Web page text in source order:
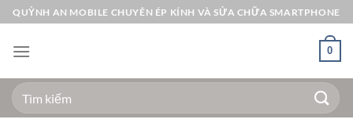
Bỏ
qua
nội
QUỲNH AN MOBILE CHUYÊN ÉP KÍNH VÀ SỬA CHỮA SMARTPHONE
0
Tìm
kiếm: